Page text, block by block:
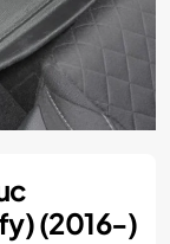
(2016-)